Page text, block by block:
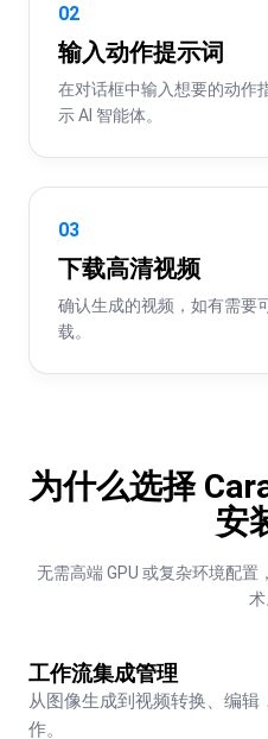
02
输入动作提示词
在对话框中输入想要的动作
示 AI 智能体。
03
下载高清视频
确认生成的视频，如有需要
载。
为什么选择
安
无需高端 GPU 或复杂环境配置
术
工作流集成管理
从图像生成到视频转换、编辑
作。